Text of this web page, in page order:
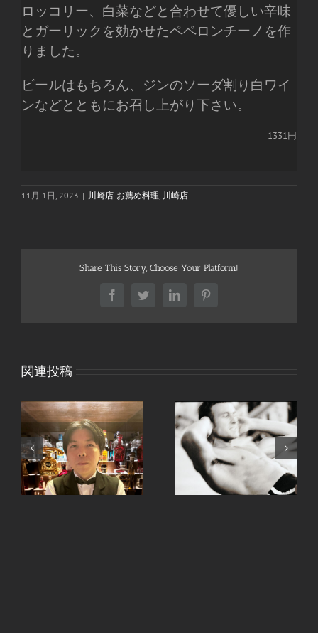
ロッコリー、白菜などと合わせて優しい辛味
とガーリックを効かせたペペロンチーノを作
りました。
ビールはもちろん、ジンのソーダ割り白ワイ
ンなどとともにお召し上がり下さい。
1331円
11月 1日, 2023 | 川崎店-お薦め料理 川崎店
Share This Story, Choose Your Platform!
FacebookTwitterLinkedInPinterest
関連投稿
継続は力なり。
手ピカジェルととうも
ろこし